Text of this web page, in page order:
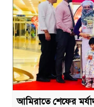
আমিরাতে শেফের